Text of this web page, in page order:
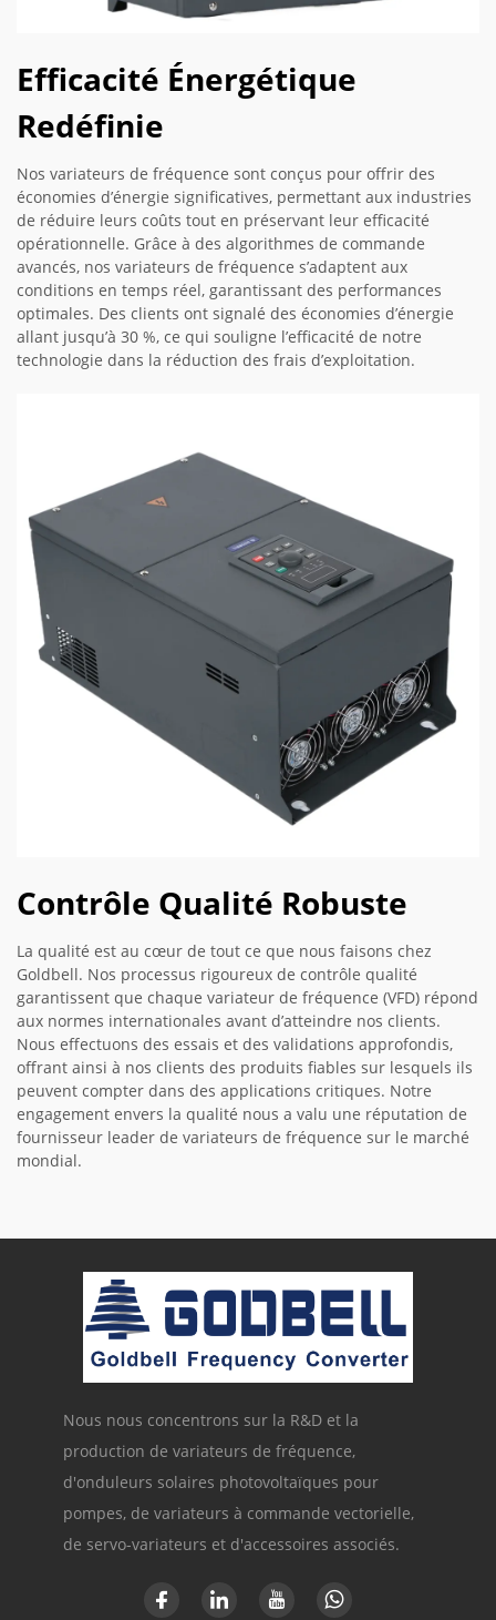
Efficacité Énergétique
Redéfinie
Nos variateurs de fréquence sont conçus pour offrir des
économies d’énergie significatives, permettant aux industries
de réduire leurs coûts tout en préservant leur efficacité
opérationnelle. Grâce à des algorithmes de commande
avancés, nos variateurs de fréquence s’adaptent aux
conditions en temps réel, garantissant des performances
optimales. Des clients ont signalé des économies d’énergie
allant jusqu’à 30 %, ce qui souligne l’efficacité de notre
technologie dans la réduction des frais d’exploitation.
Contrôle Qualité Robuste
La qualité est au cœur de tout ce que nous faisons chez
Goldbell. Nos processus rigoureux de contrôle qualité
garantissent que chaque variateur de fréquence (VFD) répond
aux normes internationales avant d’atteindre nos clients.
Nous effectuons des essais et des validations approfondis,
offrant ainsi à nos clients des produits fiables sur lesquels ils
peuvent compter dans des applications critiques. Notre
engagement envers la qualité nous a valu une réputation de
fournisseur leader de variateurs de fréquence sur le marché
mondial.
Nous nous concentrons sur la R&D et la
production de variateurs de fréquence,
d'onduleurs solaires photovoltaïques pour
pompes, de variateurs à commande vectorielle,
de servo-variateurs et d'accessoires associés.